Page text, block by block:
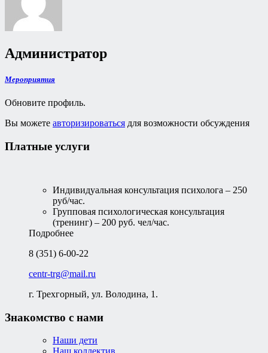
Администратор
Мероприятия
Обновите профиль.
Вы можете авторизироваться для возможности обсуждения
Платные услуги
Индивидуальная консультация психолога – 250
руб/час.
Групповая психологическая консультация
(тренинг) – 200 руб. чел/час.
Подробнее
8 (351) 6-00-22
centr-trg@mail.ru
г. Трехгорный, ул. Володина, 1.
Знакомство с нами
Наши дети